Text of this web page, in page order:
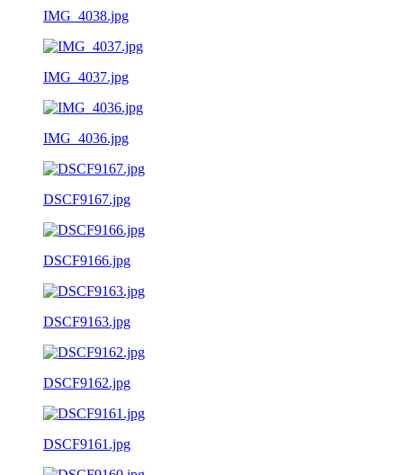
IMG_4038.jpg
IMG_4037.jpg
IMG_4036.jpg
DSCF9167.jpg
DSCF9166.jpg
DSCF9163.jpg
DSCF9162.jpg
DSCF9161.jpg